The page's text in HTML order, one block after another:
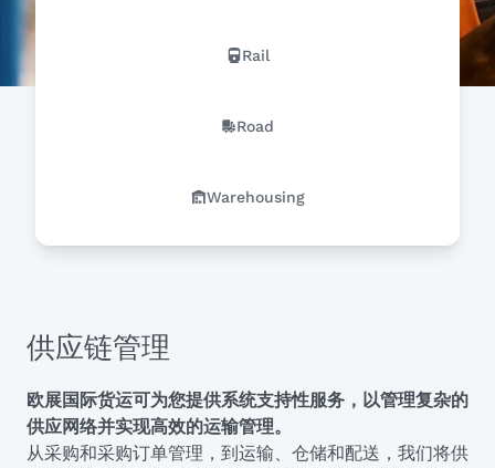
Rail
Road
Warehousing
供应链管理
欧展国际货运可为您提供系统支持性服务，以管理复杂的
供应网络并实现高效的运输管理。
从采购和采购订单管理，到运输、仓储和配送，我们将供